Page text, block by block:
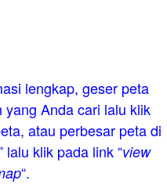
lengkap, geser peta
Anda cari lalu klik
atau perbesar peta di
lalu klik pada link “view
“.